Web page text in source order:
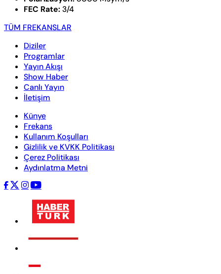
FEC Rate: 3/4
TÜM FREKANSLAR
Diziler
Programlar
Yayın Akışı
Show Haber
Canlı Yayın
İletişim
Künye
Frekans
Kullanım Koşulları
Gizlilik ve KVKK Politikası
Çerez Politikası
Aydınlatma Metni